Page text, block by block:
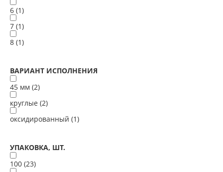
6 (1)
7 (1)
8 (1)
ВАРИАНТ ИСПОЛНЕНИЯ
45 мм (2)
круглые (2)
оксидированный (1)
УПАКОВКА, ШТ.
100 (23)